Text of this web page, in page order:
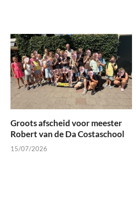
Groots afscheid voor meester
Robert van de Da Costaschool
15/07/2026